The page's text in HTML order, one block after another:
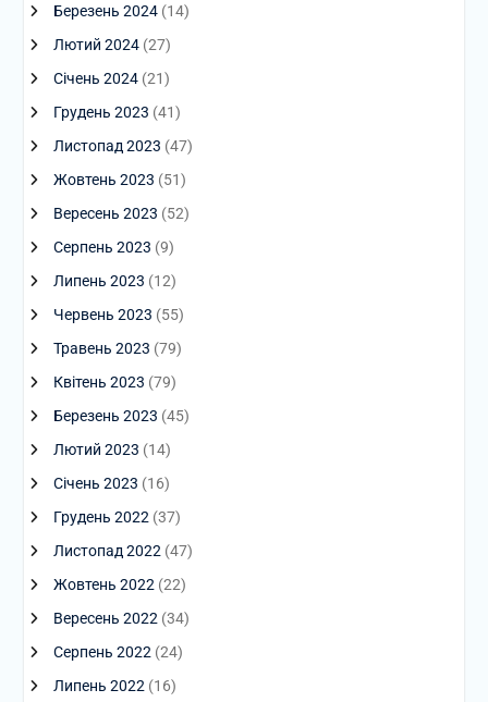
Березень 2024(14)
Лютий 2024(27)
Січень 2024(21)
Грудень 2023 (41)
Листопад 2023 (47)
Жовтень 2023 (51)
Вересень 2023 (52)
Серпень 2023 (9)
Липень 2023 (12)
Червень 2023 (55)
Травень 2023 (79)
Квітень 2023 (79)
Березень 2023 (45)
Лютий 2023 (14)
Січень 2023 (16)
Грудень 2022 (37)
Листопад 2022 (47)
Жовтень 2022 (22)
Вересень 2022 (34)
Серпень 2022 (24)
Липень 2022 (16)